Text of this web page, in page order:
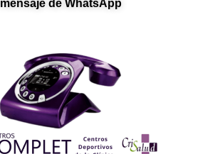
mensaje de WhatsApp